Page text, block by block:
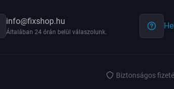
info@fixshop.hu
Általában 24 órán belül válaszolunk.
Biztonságos